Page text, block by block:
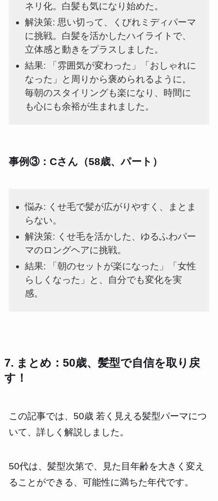
ネリ化。白髪も気になり始めた。
解決策: 思い切って、くびれミディパーマ
に挑戦。白髪を活かしたハイライトで、
立体感と動きをプラスしました。
結果: 「雰囲気が変わった」「おしゃれに
なった」と周りから褒められるように。
毎朝のスタイリングも楽になり、時間に
も心にも余裕が生まれました。
事例③：Cさん（58歳、パート）
悩み: くせ毛で髪が広がりやすく、まとま
らない。
解決策: くせ毛を活かした、ゆるふわパー
マのロングヘアに挑戦。
結果: 「朝のセットが楽になった」「女性
らしくなった」と、自分でも変化を実
感。
7. まとめ：50歳、髪型で自信を取り戻
す！
この記事では、50歳 若く見える髪型パーマにつ
いて、詳しく解説しました。
50代は、髪型次第で、見た目年齢を大きく変え
ることができる、可能性に満ちた年代です。